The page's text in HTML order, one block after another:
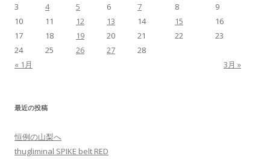
« 1月 3月 »
3
4 5 6 7 8
9
10
11 12 13 14 15
16
17
18 19 20 21 22
23
24
25 26 27 28
最近の投稿
恒例の山梨へ
thugliminal SPIKE belt RED